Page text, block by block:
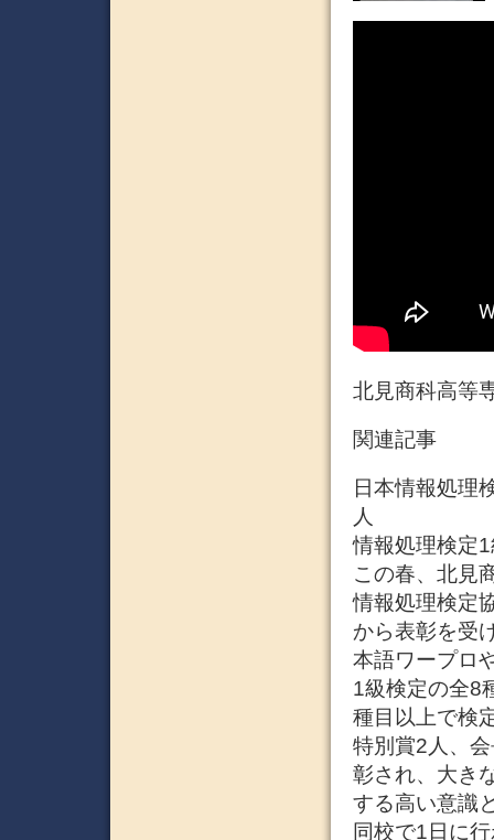
北見商科高等
関連記事
日本情報処理
人
情報処理検定
この春、北見
情報処理検定
から表彰を受
本語ワープロ
1級検定の全8
種目以上で検
特別賞2人、
彰され、大き
する高い意識
同校で1日に